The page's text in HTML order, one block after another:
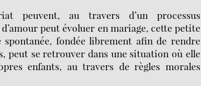
peuvent, au travers d’un processus
peut évoluer en mariage, cette petite
fondée librement afin de rendre
peut se retrouver dans une situation où elle
enfants, au travers de règles morales